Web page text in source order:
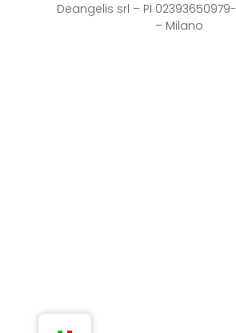
Deangelis srl – PI 02393650979-
– Milano